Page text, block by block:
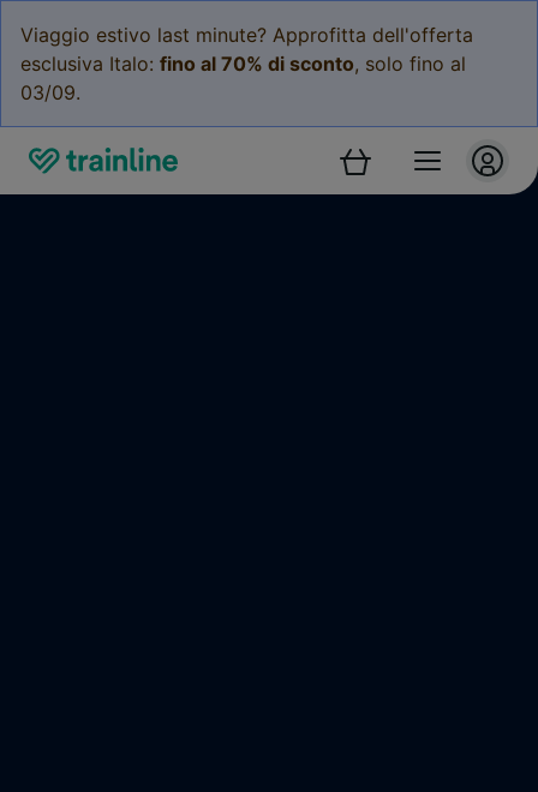
Viaggio estivo last minute? Approfitta dell'offerta
esclusiva Italo: fino al 70% di sconto, solo fino al
03/09.